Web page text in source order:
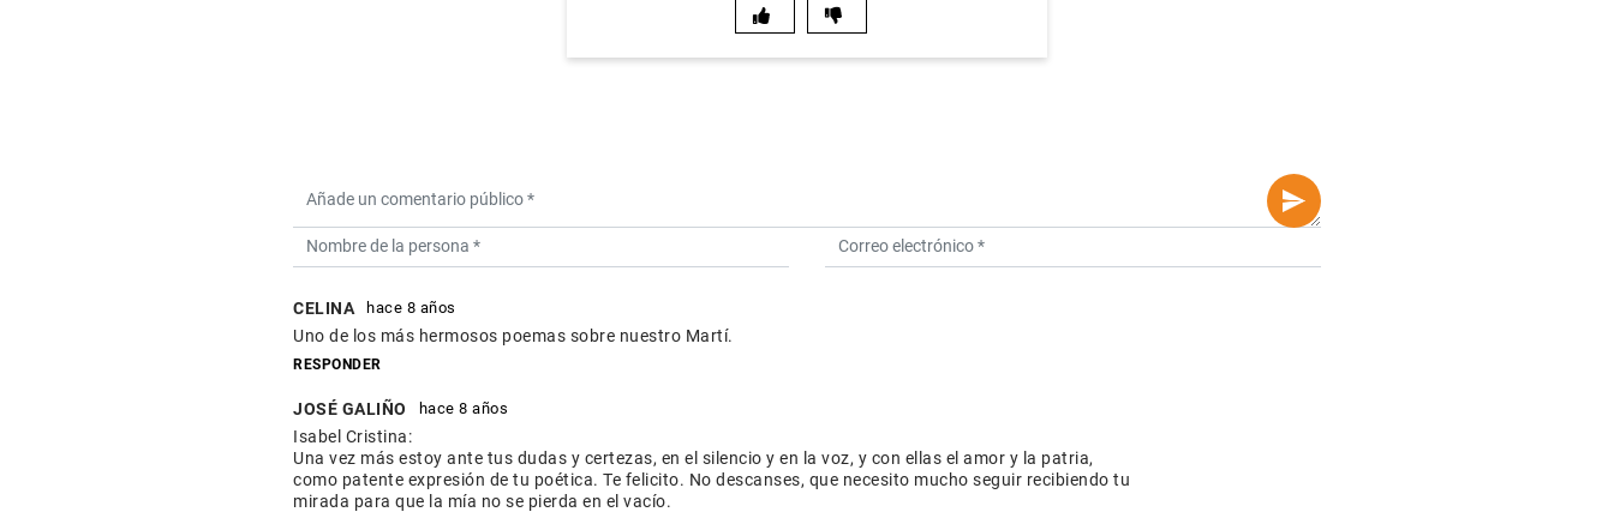
CELINA hace 8 años
Uno de los más hermosos poemas sobre nuestro Martí.
RESPONDER
JOSÉ GALIÑO hace 8 años
Isabel Cristina:
Una vez más estoy ante tus dudas y certezas, en el silencio y en la voz, y con ellas el amor y la patria,
como patente expresión de tu poética. Te felicito. No descanses, que necesito mucho seguir recibiendo tu
mirada para que la mía no se pierda en el vacío.